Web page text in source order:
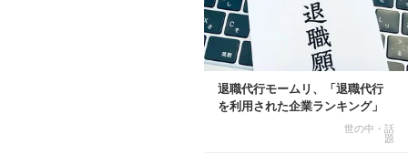
退職代行モームリ、「退職代行
を利用された企業ランキング」
世の中・話
題